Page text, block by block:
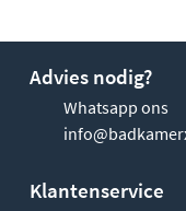
Advies nodig?
Whatsapp ons
Klantenservice